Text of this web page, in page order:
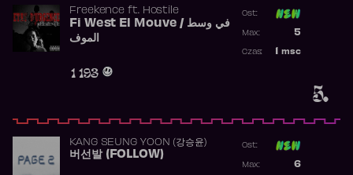
5.
Freekence ft. Hostile
Fi West El Mouve / في وسط
الموف
1 193
Ost:
5
Max:
msc
Czas:
KANG SEUNG YOON (강승윤)
버선발 (FOLLOW)
Ost:
6
Max: